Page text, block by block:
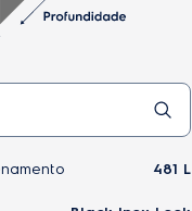
481 L